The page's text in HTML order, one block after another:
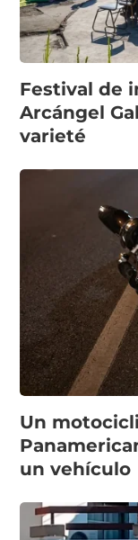
Festival de
Arcángel
varieté
Un
un vehículo